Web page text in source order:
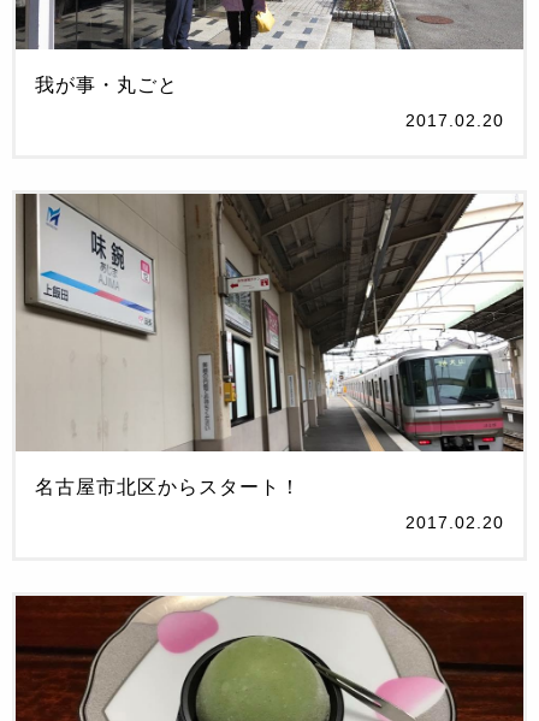
我が事・丸ごと
2017.02.20
名古屋市北区からスタート！
2017.02.20